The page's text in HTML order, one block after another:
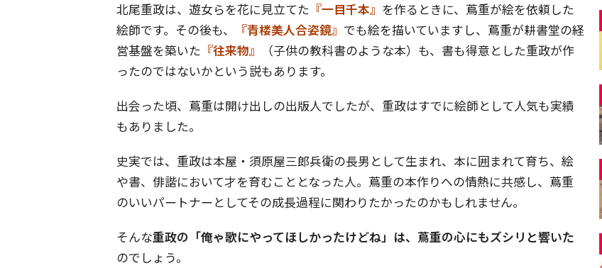
北尾重政は、遊女らを花に見立てた 『一目千本』 を作るときに、蔦重が絵を依頼した
絵師です。その後も、
『青楼美人合姿鏡』 でも絵を描いていますし、蔦重が耕書堂の経
営基盤を築いた 『往来物』
（子供の教科書のような本）も、書も得意とした重政が作
ったのではないかという説もあります。
出会った頃、蔦重は開け出しの出版人でしたが、重政はすでに絵師として人気も実績
もありました。
史実では、重政は本屋・須原屋三郎兵衛の長男として生まれ、本に囲まれて育ち、絵
や書、俳諧において才を育むこととなった人。蔦重の本作りへの情熱に共感し、蔦重
のいいパートナーとしてその成長過程に関わりたかったのかもしれません。
そんな重政の「俺ゃ歌にやってほしかったけどね」は、蔦重の心にもズシリと響いた
のでしょう。